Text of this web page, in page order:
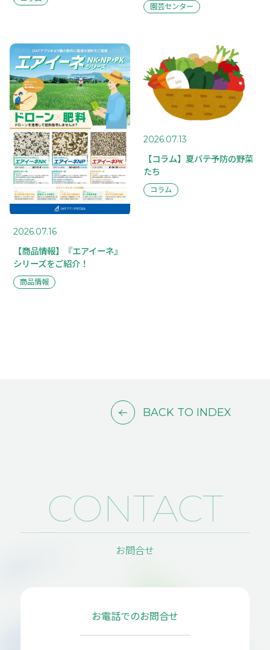
園芸センター
2026.07.16
【商品情報】『エアイーネ』
シリーズをご紹介！
商品情報
2026.07.13
【コラム】夏バテ予防の野菜
たち
コラム
BACK TO INDEX
CONTACT
お問合せ
お電話でのお問合せ